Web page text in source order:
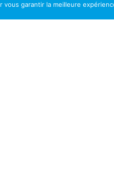
vous garantir la meilleure